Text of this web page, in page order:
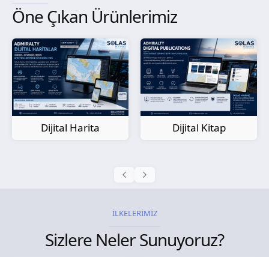
Öne Çıkan Ürünlerimiz
Dijital Kitap
Kağıt Harita
İLKELERİMİZ
Sizlere Neler Sunuyoruz?